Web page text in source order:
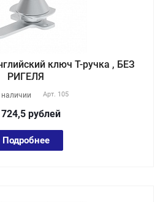
ключ Т-ручка , БЕЗ
РИГЕЛЯ
наличии Арт. 105
рублей
Подробнее